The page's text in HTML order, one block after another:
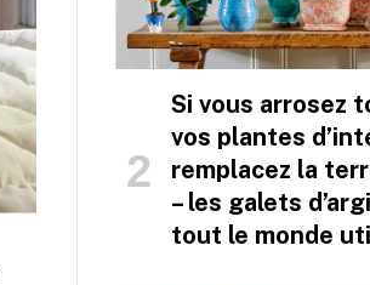
Si vous arrosez
vos plantes
remplacez la
– les galets
tout le monde